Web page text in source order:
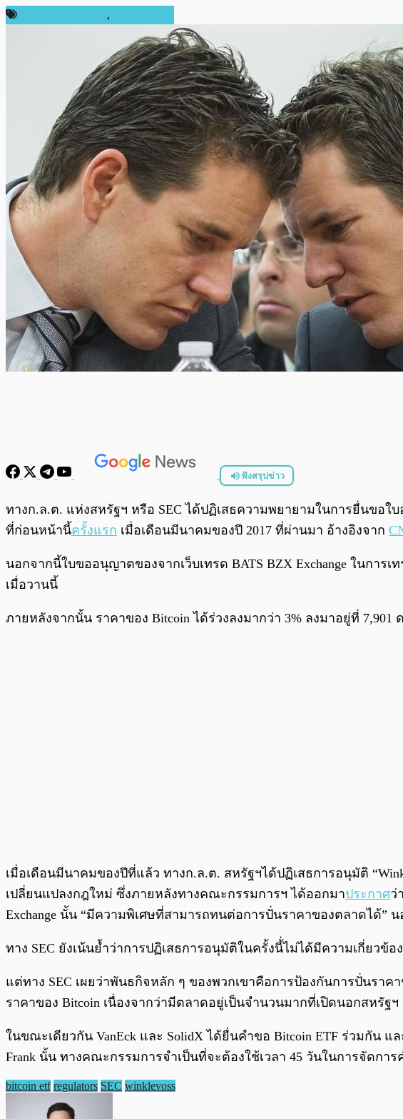
,
ฟังสรุปข่าว
ทางก.ล.ต. แห่งสหรัฐฯ หรือ SEC ได้ปฏิเสธความพยายามในการยื่นขอใ
ที่ก่อนหน้านี้ครั้งแรก เมื่อเดือนมีนาคมของปี 2017 ที่ผ่านมา อ้างอิงจาก
นอกจากนี้ใบขออนุญาตของจากเว็บเทรด BATS BZX Exchange ในกา
เมื่อวานนี้
ภายหลังจากนั้น ราคาของ Bitcoin ได้ร่วงลงมากว่า 3% ลงมาอยู่ที่ 7,901 ด
เมื่อเดือนมีนาคมของปีที่แล้ว ทางก.ล.ต. สหรัฐฯได้ปฏิเสธการอนุมัติ
เปลี่ยนแปลงกฎใหม่ ซึ่งภายหลังทางคณะกรรมการฯ ได้ออกมาประกาศว่
Exchange นั้น “มีความพิเศษที่สามารถทนต่อการปั่นราคาของตลาดได้
ทาง SEC ยังเน้นย้ำว่าการปฏิเสธการอนุมัติในครั้งนี้่ไม่ได้มีความเกี่ยวข้อ
แต่ทาง SEC เผยว่าพันธกิจหลัก ๆ ของพวกเขาคือการป้องกันการปั่นรา
ราคาของ Bitcoin เนื่องจากว่ามีตลาดอยู่เป็นจำนวนมากที่เปิดนอกสหรัฐฯ
ในขณะเดียวกัน VanEck และ SolidX ได้ยื่นคำขอ Bitcoin ETF ร่วมกัน แ
Frank นั้น ทางคณะกรรมการจำเป็นที่จะต้องใช้เวลา 45 วันในการจัดก
bitcoin etf regulators SEC winklevoss